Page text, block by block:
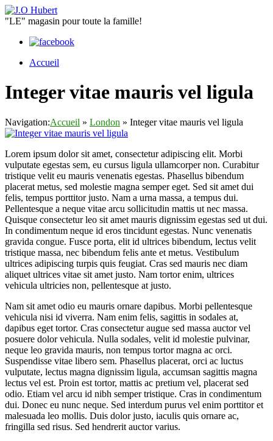
"LE" magasin pour toute la famille!
Accueil
Integer vitae mauris vel ligula
Navigation:Accueil » London » Integer vitae mauris vel ligula
Lorem ipsum dolor sit amet, consectetur adipiscing elit. Morbi
vulputate egestas sem, eu cursus ligula ullamcorper non. Curabitur
tristique velit eu mauris venenatis egestas. Phasellus bibendum
placerat metus, sed molestie magna semper eget. Sed sit amet dui
felis, tempus porttitor justo. Nam a urna massa, a tempus dui.
Pellentesque a neque vitae arcu sollicitudin mattis ut nec massa.
Quisque consectetur leo sit amet mauris dignissim egestas sed ut dui.
In condimentum neque id eros tincidunt egestas. Nunc venenatis
gravida congue. Fusce porta, elit id ultrices bibendum, lectus velit
tristique massa, nec bibendum felis ante et metus. Vestibulum
ultrices adipiscing turpis quis feugiat. Cras sed mauris nec diam
aliquet ultrices vitae sit amet justo. Nam tortor enim, ultrices
vehicula ultricies non, pellentesque at justo.
Nam sit amet odio eu mauris ornare dapibus. Morbi pellentesque
vehicula nisi id viverra. Nam enim felis, sagittis in sodales at,
dapibus eget tortor. Cras consectetur augue sed massa auctor vel
posuere dolor vehicula. Nulla sodales, velit id molestie pulvinar,
neque leo gravida mauris, non tempus tortor magna ac orci.
Suspendisse vitae libero sem. Phasellus placerat, orci ac luctus
vulputate, lectus magna dignissim ligula, accumsan sagittis magna
lectus vel est. Proin est tortor, mattis ac pretium vel, placerat sed
odio. Etiam vel arcu id nibh semper tristique. Cras in condimentum
dui. Donec eu nunc neque. Sed interdum purus vel enim porttitor et
malesuada leo mollis. Duis dolor justo, iaculis quis ornare ac,
fringilla sed risus. Sed hendrerit auctor varius.